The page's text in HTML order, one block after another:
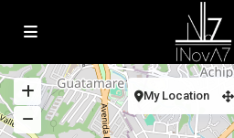
My Location